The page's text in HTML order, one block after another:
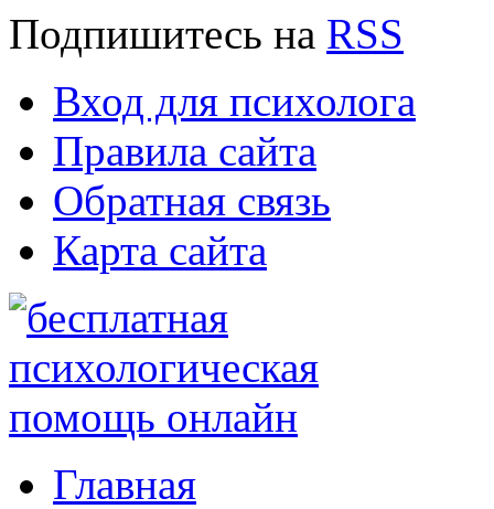
Подпишитесь на RSS
Вход для психолога
Правила сайта
Обратная связь
Карта сайта
Главная